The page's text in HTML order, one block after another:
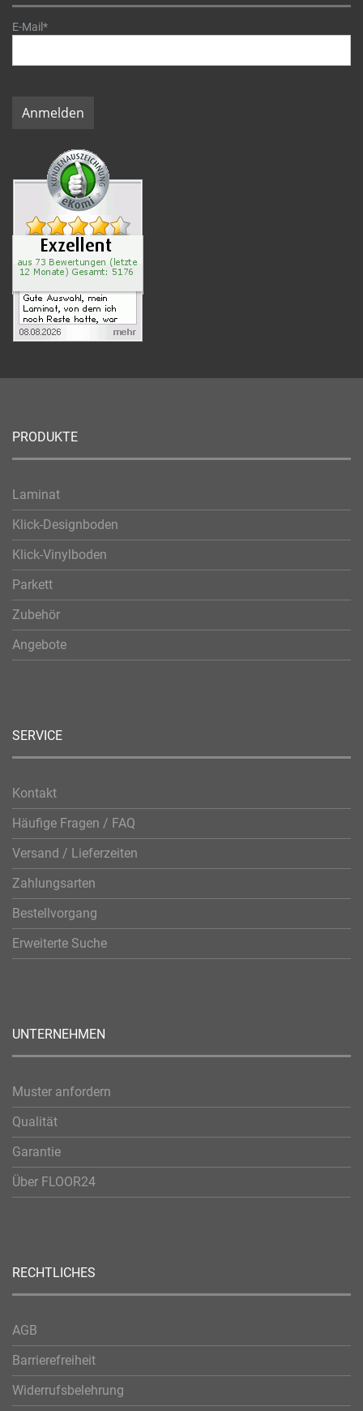
E-Mail*
Anmelden
PRODUKTE
Laminat
Klick-Designboden
Klick-Vinylboden
Parkett
Zubehör
Angebote
SERVICE
Kontakt
Häufige Fragen / FAQ
Versand / Lieferzeiten
Zahlungsarten
Bestellvorgang
Erweiterte Suche
UNTERNEHMEN
Muster anfordern
Qualität
Garantie
Über FLOOR24
RECHTLICHES
AGB
Barrierefreiheit
Widerrufsbelehrung